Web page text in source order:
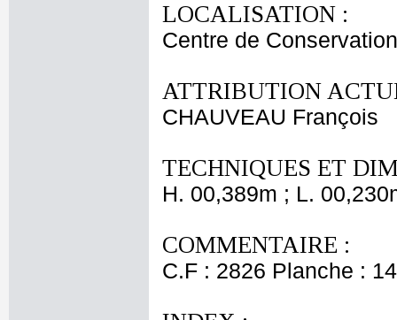
LOCALISATION :
Centre de
ATTRIBUTION
CHAUVEAU François
TECHNIQUES ET
H. 00,389m ; L.
COMMENTAIRE :
C.F : 2826 Planche :